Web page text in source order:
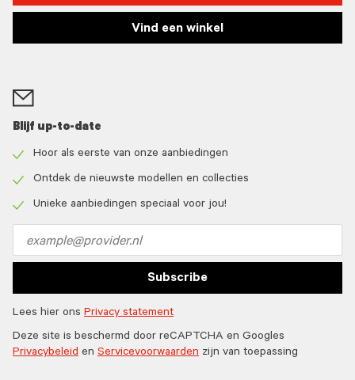
Vind een winkel
Blijf up-to-date
icon
Hoor als eerste van onze aanbiedingen
icon
Ontdek de nieuwste modellen en collecties
Unieke aanbiedingen speciaal voor jou!
address
Subscribe
Lees hier ons Privacy statement
Deze site is beschermd door reCAPTCHA en Googles
Privacybeleid en Servicevoorwaarden zijn van toepassing